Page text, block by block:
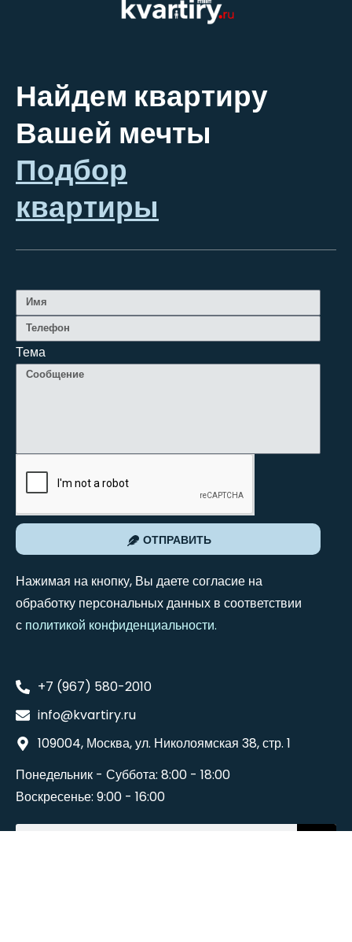
Найдем квартиру
Вашей мечты
Подбор
квартиры
Тема
ОТПРАВИТЬ
Нажимая на кнопку, Вы даете согласие на
обработку персональных данных в соответствии
с политикой конфиденциальности.
+7 (967) 580-2010
info@kvartiry.ru
109004, Москва, ул. Николоямская 38, стр. 1
Понедельник - Суббота: 8:00 - 18:00
Воскресенье: 9:00 - 16:00